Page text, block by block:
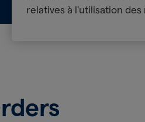
relatives à l'utilisation des